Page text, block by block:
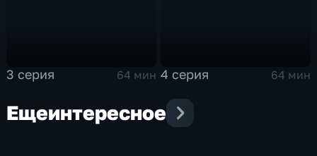
3 серия 64 мин 4 серия 64 мин
Ещеинтересное